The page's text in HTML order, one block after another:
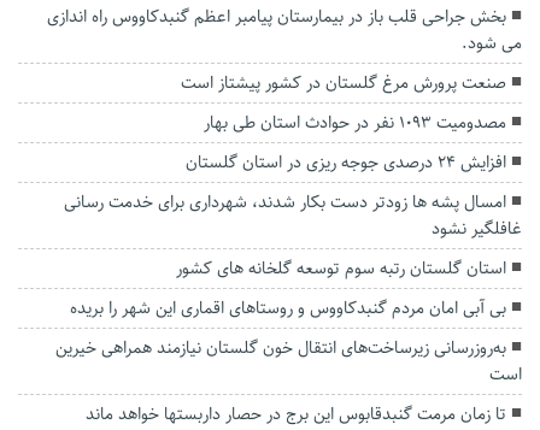
بخش جراحی قلب باز در بیمارستان پیامبر اعظم گنبدکاووس راه اندازی
می شود.
صنعت پرورش مرغ گلستان در کشور پیشتاز است
مصدومیت ۱۰۹۳ نفر در حوادث استان طی بهار
افزایش ۲۴ درصدی جوجه ریزی در استان گلستان
امسال پشه ها زودتر دست بکار شدند، شهرداری برای خدمت رسانی
غافلگیر نشود
استان گلستان رتبه سوم توسعه گلخانه های کشور
بی آبی امان مردم گنبدکاووس و روستاهای اقماری این شهر را بریده
به‌روزرسانی زیرساخت‌های انتقال خون گلستان نیازمند همراهی خیرین
است
تا زمان مرمت گنبدقابوس این برج در حصار داربستها خواهد ماند